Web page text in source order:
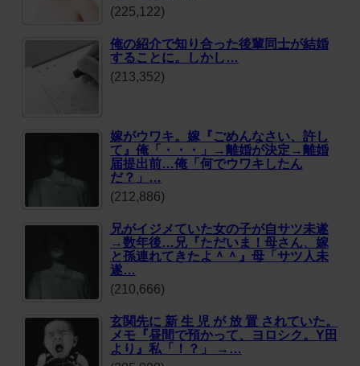
(225,122)
俺の紹介で知り合った後輩同士が結婚
することに。しかし…
(213,352)
嫁がウワキ。嫁『ごめんなさい、許し
て』俺「・・・」→離婚が決定→離婚
届提出前…俺「何でウワキしたん
だ？」…
(212,886)
兄がイジメていた女の子が自サツ未遂
→数年後…兄『ただいま！母さん、嫁
と孫連れてきたよ＾＾』母「サツ人未
遂…
(210,666)
玄関先に 新 生 児 が 放 置 されていた。
メモ『昼間で預かって、ヨロシク。Y田
より』私「！？」 →…